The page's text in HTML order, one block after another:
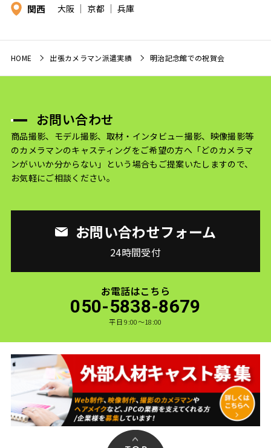
関西 大阪 京都 兵庫
HOME 出張カメラマン派遣実績 明治記念館での祝賀会
お問い合わせ
商品撮影、モデル撮影、取材・インタビュー撮影、映像撮影等
のカメラマンのキャスティングをご希望の方へ 「どのカメラマ
ンがいいか分からない」という場合もご提案いたしますので、
お気軽にご相談ください。
お問い合わせフォーム
24時間受付
お電話はこちら
050-5838-8679
平日 9:00〜18:00